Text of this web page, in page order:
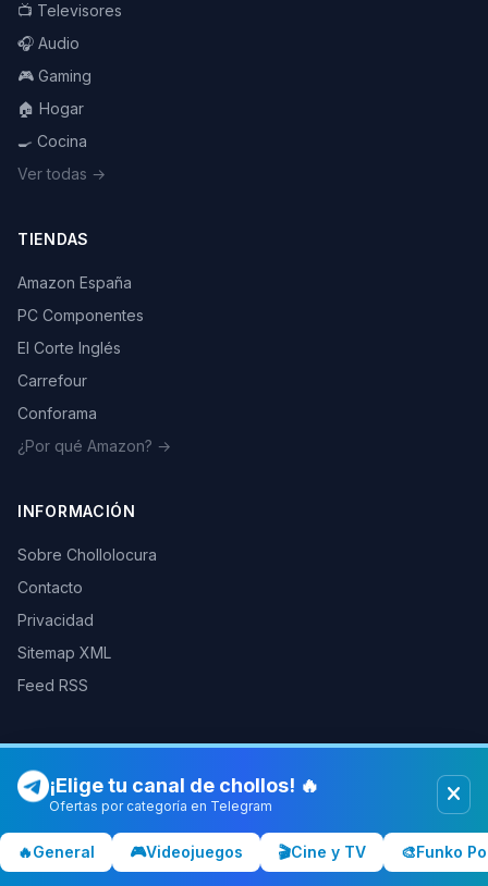
📺 Televisores
🎧 Audio
🎮 Gaming
🏠 Hogar
🍳 Cocina
Ver todas →
TIENDAS
Amazon España
PC Componentes
El Corte Inglés
Carrefour
Conforama
¿Por qué Amazon? →
INFORMACIÓN
Sobre Chollolocura
Contacto
Privacidad
Sitemap XML
Feed RSS
© 2026 Chollolocura. Todos los derechos reservados.
Como afiliados de Amazon, PC Componentes y otras tiendas
podemos ganar comisiones por las compras realizadas a través de
nuestros enlaces. Más info
¡Elige tu canal de chollos! 🔥
Ofertas por categoría en Telegram
🔥General 🎮Videojuegos 🎬Cine y TV 🎨Funko